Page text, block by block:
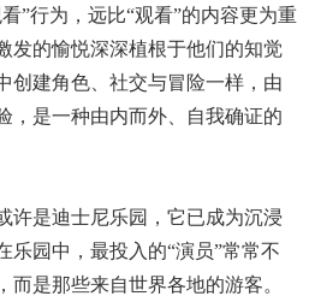
”行为，远比“观看”的内容更为重
发的愉悦深深植根于他们的知觉
创建角色、社交与冒险一样，由
，是一种由内而外、自我确证的
许是迪士尼乐园，它已成为沉浸
乐园中，最投入的“演员”常常不
而是那些来自世界各地的游客。